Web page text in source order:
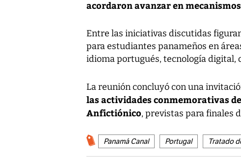
acordaron avanzar en
Entre las iniciativas discutidas
para estudiantes panameños en
idioma portugués, tecnología digital,
La reunión concluyó con una
las actividades conmemorativas
Anfictiónico, previstas para finales
Panamá Canal Portugal Tratado